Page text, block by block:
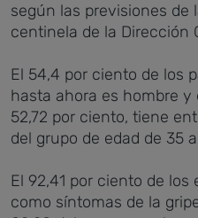
según las previsiones de
centinela de la Dirección
El 54,4 por ciento de los
hasta ahora es hombre y
52,72 por ciento, tiene
del grupo de edad de 35
El 92,41 por ciento de
como síntomas de la